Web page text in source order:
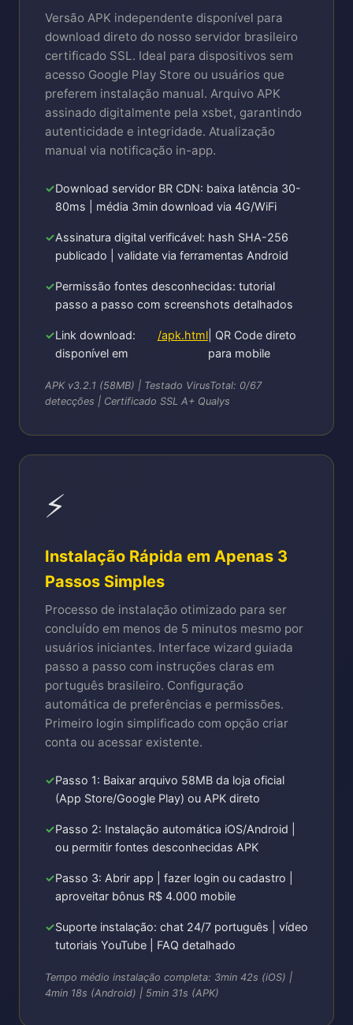
Versão APK independente disponível para
download direto do nosso servidor brasileiro
certificado SSL. Ideal para dispositivos sem
acesso Google Play Store ou usuários que
preferem instalação manual. Arquivo APK
assinado digitalmente pela xsbet, garantindo
autenticidade e integridade. Atualização
manual via notificação in-app.
Download servidor BR CDN: baixa latência 30-
80ms | média 3min download via 4G/WiFi
Assinatura digital verificável: hash SHA-256
publicado | validate via ferramentas Android
Permissão fontes desconhecidas: tutorial
passo a passo com screenshots detalhados
Link download:
disponível em
/apk.html| QR Code direto
para mobile
APK v3.2.1 (58MB) | Testado VirusTotal: 0/67
detecções | Certificado SSL A+ Qualys
⚡
Instalação Rápida em Apenas 3
Passos Simples
Processo de instalação otimizado para ser
concluído em menos de 5 minutos mesmo por
usuários iniciantes. Interface wizard guiada
passo a passo com instruções claras em
português brasileiro. Configuração
automática de preferências e permissões.
Primeiro login simplificado com opção criar
conta ou acessar existente.
Passo 1: Baixar arquivo 58MB da loja oficial
(App Store/Google Play) ou APK direto
Passo 2: Instalação automática iOS/Android |
ou permitir fontes desconhecidas APK
Passo 3: Abrir app | fazer login ou cadastro |
aproveitar bônus R$ 4.000 mobile
Suporte instalação: chat 24/7 português | vídeo
tutoriais YouTube | FAQ detalhado
Tempo médio instalação completa: 3min 42s (iOS) |
4min 18s (Android) | 5min 31s (APK)